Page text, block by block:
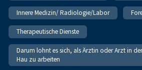
Innere Medizin/ Radiologie/Labor
Therapeutische Dienste
Darum lohnt es sich, als Ärztin oder Arzt in
Hau zu arbeiten